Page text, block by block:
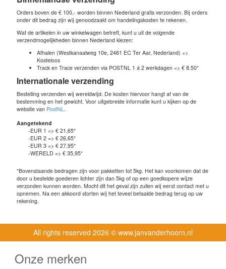
Orders boven de € 100,- worden binnen Nederland gratis verzonden. Bij orders
onder dit bedrag zijn wij genoodzaakt om handelingskosten te rekenen.
Wat de artikelen in uw winkelwagen betreft, kunt u uit de volgende
verzendmogelijkheden binnen Nederland kiezen:
Afhalen (Westkanaalweg 10e, 2461 EC Ter Aar, Nederland) =>
Kosteloos
Track en Trace verzenden via POSTNL 1 á 2 werkdagen => € 8.50*
Internationale verzending
Bestelling verzenden wij wereldwijd. De kosten hiervoor hangt af van de
bestemming en het gewicht. Voor uitgebreide informatie kunt u kijken op de
website van PostNL
Aangetekend
-EUR 1 => € 21,65*
-EUR 2 => € 26,65*
-EUR 3 => € 27,95*
-WERELD => € 35,95*
*Bovenstaande bedragen zijn voor pakketten tot 5kg. Het kan voorkomen dat de
door u bestelde goederen lichter zijn dan 5kg of op een goedkopere wijze
verzonden kunnen worden. Mocht dit het geval zijn zullen wij eerst contact met u
opnemen. Na een akkoord storten wij het teveel betaalde bedrag terug op uw
rekening.
All rights reserved 2026 © www.janvanderhoorn.nl
Onze merken